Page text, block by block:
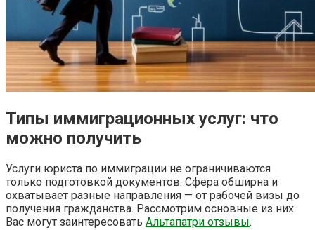
Типы иммиграционных услуг: что
можно получить
Услуги юриста по иммиграции не ограничиваются
только подготовкой документов. Сфера обширна и
охватывает разные направления — от рабочей визы до
получения гражданства. Рассмотрим основные из них.
Вас могут заинтересовать Альтапатри отзывы.